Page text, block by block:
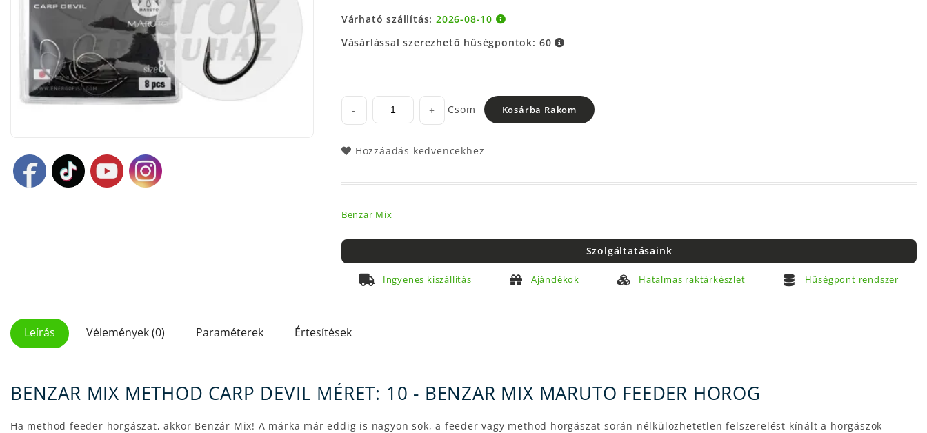
Várható szállítás:2026-08-10
Vásárlással szerezhető hűségpontok: 60
- + Csom Kosárba Rakom
Hozzáadás kedvencekhez
Benzar Mix
Szolgáltatásaink
Ingyenes kiszállítás Ajándékok Hatalmas raktárkészlet Hűségpont rendszer
Leírás Vélemények (0) Paraméterek Értesítések
BENZAR MIX METHOD CARP DEVIL MÉRET: 10 - BENZAR MIX MARUTO FEEDER HOROG
Ha method feeder horgászat, akkor Benzár Mix! A márka már eddig is nagyon sok, a feeder vagy method horgászat során nélkülözhetetlen felszerelést kínált a horgászok